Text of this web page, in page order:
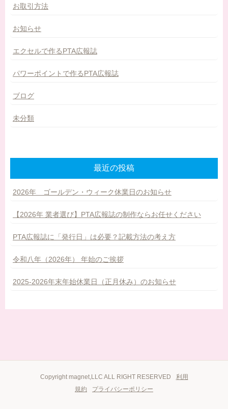
お取引方法
お知らせ
エクセルで作るPTA広報誌
パワーポイントで作るPTA広報誌
ブログ
未分類
最近の投稿
2026年 ゴールデン・ウィーク休業日のお知らせ
【2026年 業者選び】PTA広報誌の制作ならお任せください
PTA広報誌に「発行日」は必要？記載方法の考え方
令和八年（2026年） 年始のご挨拶
2025-2026年末年始休業日（正月休み）のお知らせ
Copyright magnet,LLC ALL RIGHT RESERVED
利用
規約
プライバシーポリシー